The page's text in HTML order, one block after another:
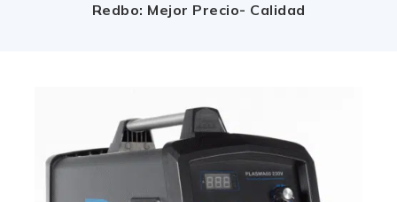
Redbo: Mejor Precio- Calidad